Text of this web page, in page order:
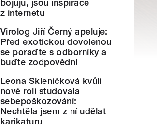
bojuju, jsou inspirace
z internetu
Virolog Jiří Černý apeluje:
Před exotickou dovolenou
se poraďte s odborníky a
buďte zodpovědní
Leona Skleničková kvůli
nové roli studovala
sebepoškozování:
Nechtěla jsem z ní udělat
karikaturu